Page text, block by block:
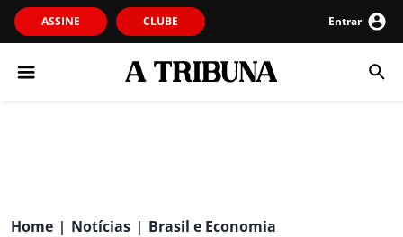
ASSINE CLUBE Entrar
Home | Notícias | Brasil e Economia